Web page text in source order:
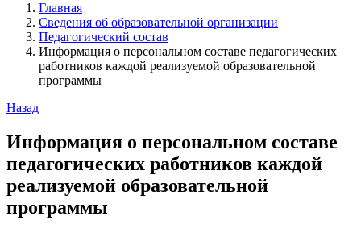
Главная
Сведения об образовательной организации
Педагогический состав
Информация о персональном составе педагогических
работников каждой реализуемой образовательной
программы
Назад
Информация о персональном составе
педагогических работников каждой
реализуемой образовательной
программы